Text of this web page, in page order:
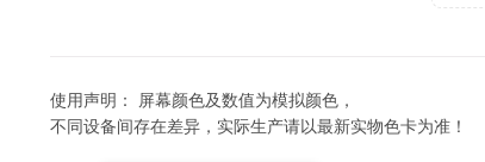
使用声明： 屏幕颜色及数值为模拟颜色，
不同设备间存在差异，实际生产请以最新实物色卡为准！